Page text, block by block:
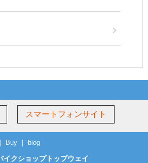
スマートフォンサイト
Buy ｜ blog
イクショップトップウェイ